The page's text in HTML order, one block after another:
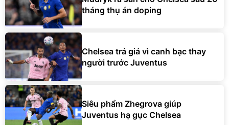
tháng thụ án doping
Chelsea trả giá vì canh bạc thay
người trước Juventus
Siêu phẩm Zhegrova giúp
Juventus hạ gục Chelsea